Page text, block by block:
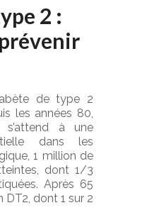
2 :
de type 2
les années 80,
à une
dans les
1 million de
dont 1/3
Après 65
DT2, dont 1 sur 2